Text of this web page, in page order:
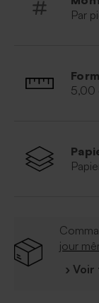
* Dimension : 5 x
Par
5,00
jour
›